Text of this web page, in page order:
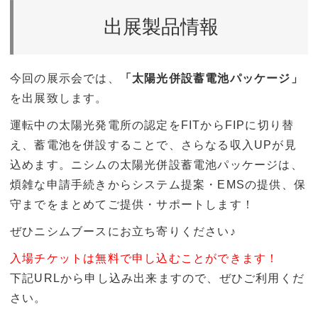
出展製品情報
今回の展示会では、
「太陽光併設蓄電池パッケージ」
を出展致します。
運転中の太陽光発電所の認定をFITからFIPに切り替
え、蓄電池を併設することで、さらなる収入UPが見
込めます。ニシムの太陽光併設蓄電池パッケージは、
煩雑な申請手続きからシステム提案・EMSの提供、保
守までをまとめてご提供・サポートします！
ぜひニシムブースにお立ち寄りください♪
入場チケットは無料で申し込むことができます！
下記URLから申し込み出来ますので、ぜひご利用くだ
さい。